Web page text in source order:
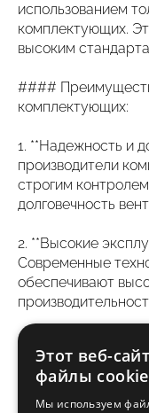
использованием
комплектующих.
высоким
####
комплектующих:
1. **Надежность и
производители
строгим
долговечность
2. **Высокие
Современные
обеспечивают
3. **Соответствие
Европейские
проверку на
стандартам
Этот веб-
файлы cookie
Мы используем